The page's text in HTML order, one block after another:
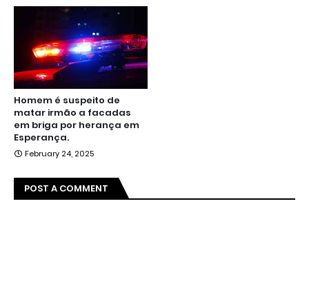
Homem é suspeito de
matar irmão a facadas
em briga por herança em
Esperança.
February 24, 2025
POST A COMMENT